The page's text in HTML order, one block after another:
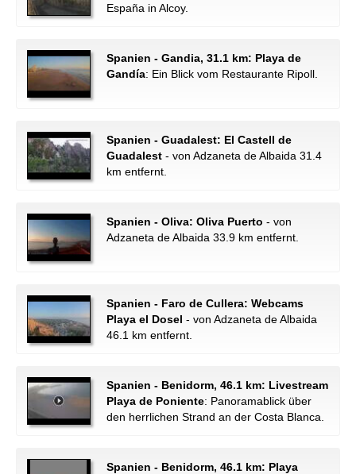
España in Alcoy.
Spanien - Gandia, 31.1 km: Playa de
Gandía: Ein Blick vom Restaurante Ripoll.
Spanien - Guadalest: El Castell de
Guadalest - von Adzaneta de Albaida 31.4
km entfernt.
Spanien - Oliva: Oliva Puerto - von
Adzaneta de Albaida 33.9 km entfernt.
Spanien - Faro de Cullera: Webcams
Playa el Dosel - von Adzaneta de Albaida
46.1 km entfernt.
Spanien - Benidorm, 46.1 km: Livestream
Playa de Poniente: Panoramablick über
den herrlichen Strand an der Costa Blanca.
Spanien - Benidorm, 46.1 km: Playa